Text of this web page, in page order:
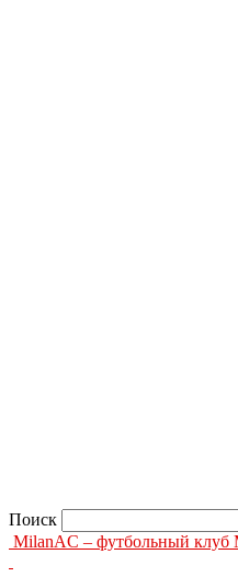
Поиск
MilanAC – футбольный клуб